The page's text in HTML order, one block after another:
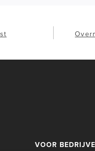
VOOR